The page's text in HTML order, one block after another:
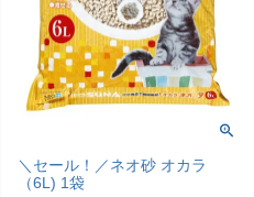
＼セール！／ネオ砂 オカラ
（6L) 1袋